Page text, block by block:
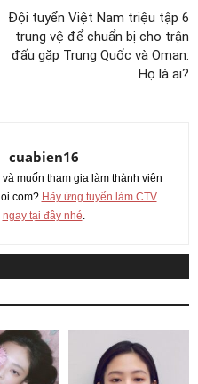
Đội tuyển Việt Nam triệu tập 6
trung vệ để chuẩn bị cho trận
đấu gặp Trung Quốc và Oman:
Họ là ai?
cuabien16
và muốn tham gia làm thành viên
Hãy ứng tuyển làm CTV
ngay tại đây nhé.